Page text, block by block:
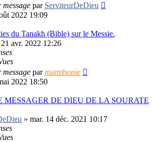
par ServiteurDeDieu
2022 19:09
du Tanakh (Bible) sur le Messie.
avr. 2022 12:26
parmarmhonie
2022 18:50
MESSAGER DE DIEU DE LA SOURATE
» mar. 14 déc. 2021 10:17